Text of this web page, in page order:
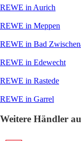
REWE in Aurich
REWE in Meppen
REWE in Bad
REWE in Edewecht
REWE in Rastede
REWE in Garrel
Weitere Händler